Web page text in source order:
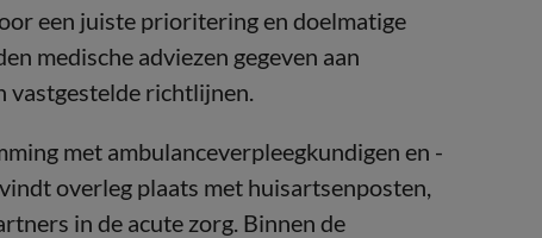
een juiste prioritering en doelmatige
medische adviezen gegeven aan
vastgestelde richtlijnen.
met ambulanceverpleegkundigen en -
overleg plaats met huisartsenposten,
in de acute zorg. Binnen de